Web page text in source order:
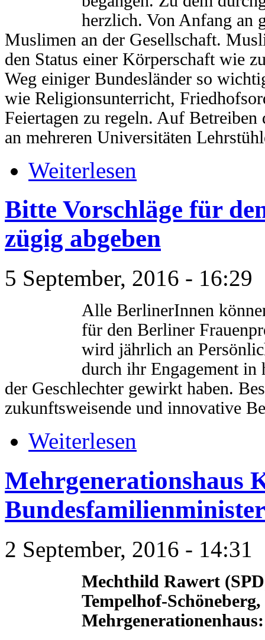
herzlich. Von Anfang an
Muslimen an der Gesellschaft.
den Status einer Körperschaft wie
Weg einiger Bundesländer so
wie Religionsunterricht,
Feiertagen zu regeln. Auf
an mehreren Universitäten
Weiterlesen
Bitte Vorschläge für
zügig abgeben
5 September, 2016 - 16:29
Alle BerlinerInnen
für den Berliner
wird jährlich an
durch ihr Engagement in
der Geschlechter gewirkt haben.
zukunftsweisende und innovative
Weiterlesen
Mehrgenerationshaus
2 September, 2016 - 14:31
Mechthild Rawert
Tempelhof-
Mehrgenerationenhaus: